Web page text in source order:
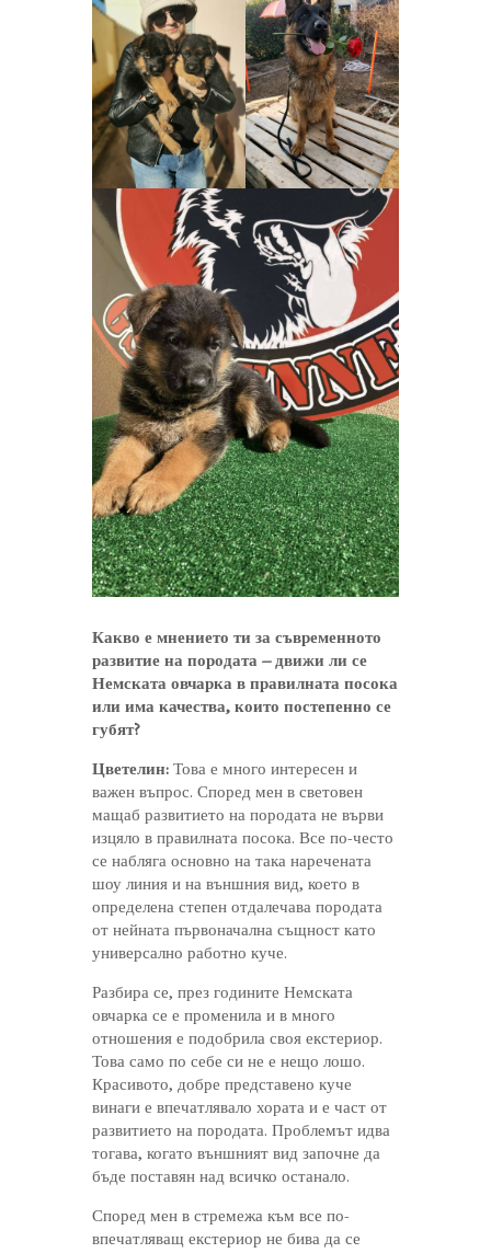
Какво е мнението ти за съвременното
развитие на породата – движи ли се
Немската овчарка в правилната посока
или има качества, които постепенно се
губят?
Цветелин: Това е много интересен и
важен въпрос. Според мен в световен
мащаб развитието на породата не върви
изцяло в правилната посока. Все по-често
се набляга основно на така наречената
шоу линия и на външния вид, което в
определена степен отдалечава породата
от нейната първоначална същност като
универсално работно куче.
Разбира се, през годините Немската
овчарка се е променила и в много
отношения е подобрила своя екстериор.
Това само по себе си не е нещо лошо.
Красивото, добре представено куче
винаги е впечатлявало хората и е част от
развитието на породата. Проблемът идва
тогава, когато външният вид започне да
бъде поставян над всичко останало.
Според мен в стремежа към все по-
впечатляващ екстериор не бива да се